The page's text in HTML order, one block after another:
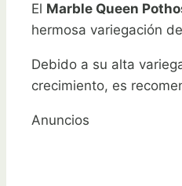
El Marble Queen
hermosa variegación
Debido a su alta
crecimiento, es
Anuncios